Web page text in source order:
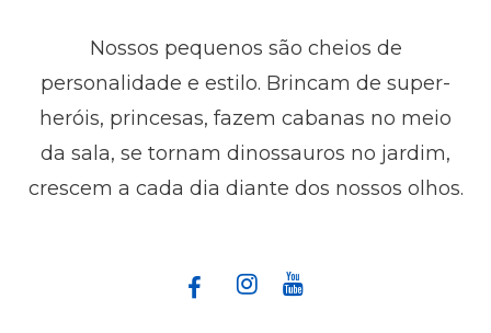
Nossos pequenos são cheios de
personalidade e estilo. Brincam de super-
heróis, princesas, fazem cabanas no meio
da sala, se tornam dinossauros no jardim,
crescem a cada dia diante dos nossos olhos.